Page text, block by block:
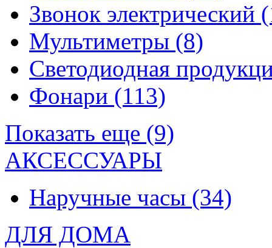
Звонок электрический
Мультиметры (8)
Светодиодная
Фонари (113)
Показать еще (9)
АКСЕССУАРЫ
Наручные часы (34)
ДЛЯ ДОМА